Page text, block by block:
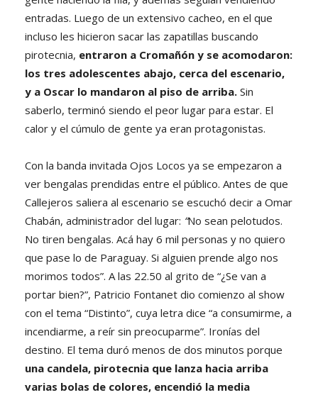
entradas. Luego de un extensivo cacheo, en el que
incluso les hicieron sacar las zapatillas buscando
pirotecnia, entraron a Cromañón y se acomodaron:
los tres adolescentes abajo, cerca del escenario,
y a Oscar lo mandaron al piso de arriba. Sin
saberlo, terminó siendo el peor lugar para estar. El
calor y el cúmulo de gente ya eran protagonistas.
Con la banda invitada Ojos Locos ya se empezaron a
ver bengalas prendidas entre el público. Antes de que
Callejeros saliera al escenario se escuchó decir a Omar
Chabán, administrador del lugar: “No sean pelotudos.
No tiren bengalas. Acá hay 6 mil personas y no quiero
que pase lo de Paraguay. Si alguien prende algo nos
morimos todos”. A las 22.50 al grito de “¿Se van a
portar bien?”, Patricio Fontanet dio comienzo al show
con el tema “Distinto”, cuya letra dice “a consumirme, a
incendiarme, a reír sin preocuparme”. Ironías del
destino. El tema duró menos de dos minutos porque
una candela, pirotecnia que lanza hacia arriba
varias bolas de colores, encendió la media